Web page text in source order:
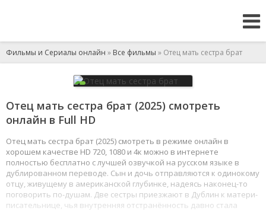
Фильмы и Сериалы онлайн » Все фильмы » Отец мать сестра брат
Отец мать сестра брат (2025) смотреть
онлайн в Full HD
Отец мать сестра брат (2025) смотреть в режиме онлайн в
хорошем качестве HD 720, 1080 и 4к можно в интернете
полностью бесплатно с лучшей озвучкой на русском языке в
дублированном переводе. Сын и дочь отправляются к одинокому
отцу, живущему в американской глубинке, надеясь наконец-то
поговорить по-душам. Две сестры приезжают в Дублин к матери-
писательнице, чья внутренняя отстранённость давно стала